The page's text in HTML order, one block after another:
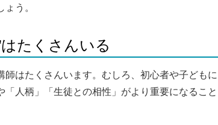
う。
たくさんいる
はたくさんいます。むしろ、初心者や子どもに
人柄」「生徒との相性」がより重要になること